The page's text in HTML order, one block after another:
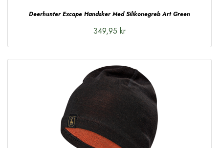
Deerhunter Excape Handsker Med Silikonegreb Art Green
349,95 kr